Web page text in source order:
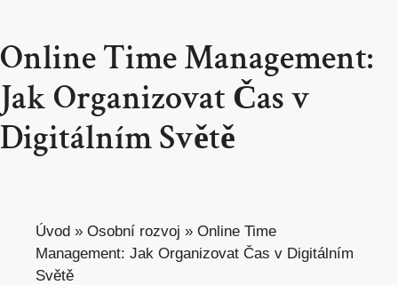
Online Time Management:
Jak Organizovat Čas v
Digitálním Světě
Úvod » Osobní rozvoj » Online Time
Management: Jak Organizovat Čas v Digitálním
Světě